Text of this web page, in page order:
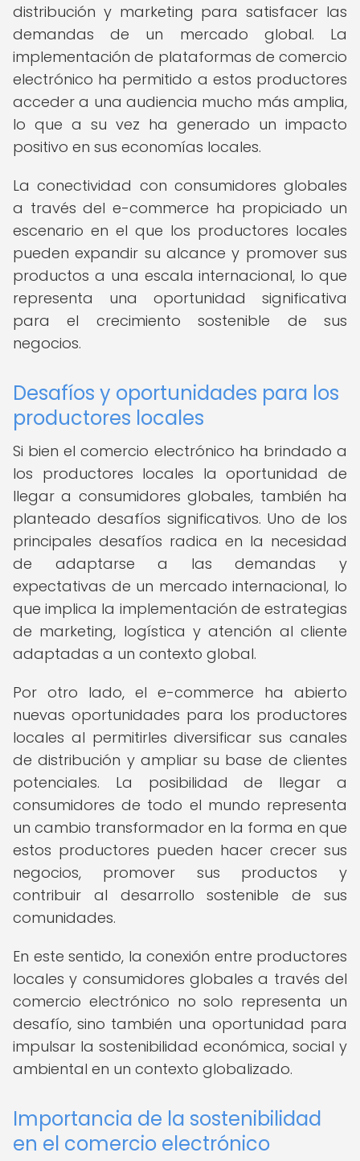
distribución y marketing para satisfacer las
demandas de un mercado global. La
implementación de plataformas de comercio
electrónico ha permitido a estos productores
acceder a una audiencia mucho más amplia,
lo que a su vez ha generado un impacto
positivo en sus economías locales.
La conectividad con consumidores globales
a través del e-commerce ha propiciado un
escenario en el que los productores locales
pueden expandir su alcance y promover sus
productos a una escala internacional, lo que
representa una oportunidad significativa
para el crecimiento sostenible de sus
negocios.
Desafíos y oportunidades para los
productores locales
Si bien el comercio electrónico ha brindado a
los productores locales la oportunidad de
llegar a consumidores globales, también ha
planteado desafíos significativos. Uno de los
principales desafíos radica en la necesidad
de adaptarse a las demandas y
expectativas de un mercado internacional, lo
que implica la implementación de estrategias
de marketing, logística y atención al cliente
adaptadas a un contexto global.
Por otro lado, el e-commerce ha abierto
nuevas oportunidades para los productores
locales al permitirles diversificar sus canales
de distribución y ampliar su base de clientes
potenciales. La posibilidad de llegar a
consumidores de todo el mundo representa
un cambio transformador en la forma en que
estos productores pueden hacer crecer sus
negocios, promover sus productos y
contribuir al desarrollo sostenible de sus
comunidades.
En este sentido, la conexión entre productores
locales y consumidores globales a través del
comercio electrónico no solo representa un
desafío, sino también una oportunidad para
impulsar la sostenibilidad económica, social y
ambiental en un contexto globalizado.
Importancia de la sostenibilidad
en el comercio electrónico